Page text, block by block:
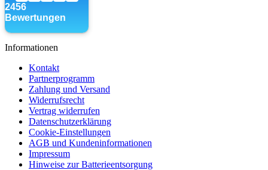
Informationen
Kontakt
Partnerprogramm
Zahlung und Versand
Widerrufsrecht
Vertrag widerrufen
Datenschutzerklärung
Cookie-Einstellungen
AGB und Kundeninformationen
Impressum
Hinweise zur Batterieentsorgung